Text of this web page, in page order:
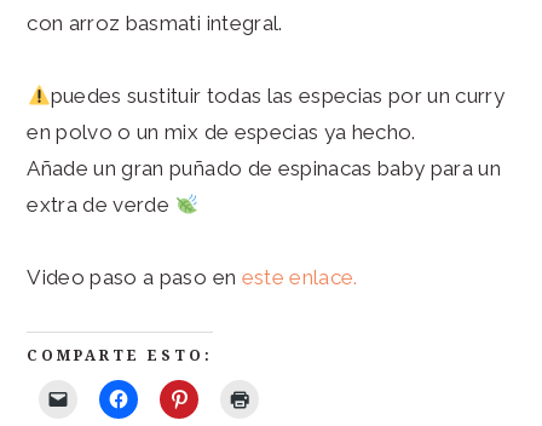
con arroz basmati integral.
puedes sustituir todas las especias por un curry
en polvo o un mix de especias ya hecho.
Añade un gran puñado de espinacas baby para un
extra de verde
Video paso a paso en este enlace.
COMPARTE ESTO: